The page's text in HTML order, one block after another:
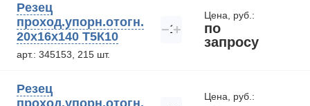
Резец
проход.упорн.отогн.
20х16х140 Т5К10
арт.: 345153, 215 шт.
− +
Цена, руб.:
по
запросу
Резец
проход.упорн.отогн.
Цена, руб.: